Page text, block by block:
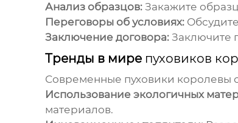
Анализ образцов:Закажите
Переговоры об условиях:
Заключение договора:Заключите
Тренды в мире пуховиков
Современные пуховики королевы
Использование экологичных
материалов.